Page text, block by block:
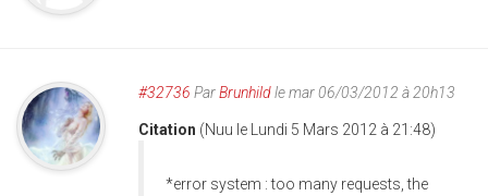
#32736 ParBrunhildle mar 06/03/2012 à 20h13
Citation (Nuu le Lundi 5 Mars 2012 à 21:48)
*error system : too many requests, the